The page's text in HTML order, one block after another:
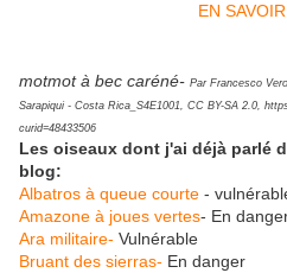
EN
motmot à bec caréné- Par Francesco
Sarapiqui - Costa Rica_S4E1001, CC BY-SA 2.0,
curid=48433506
Les oiseaux dont j'ai déjà parlé
blog:
Albatros à queue courte -
Amazone à joues vertes- En
Ara militaire- Vulnérable
Bruant des sierras- En danger